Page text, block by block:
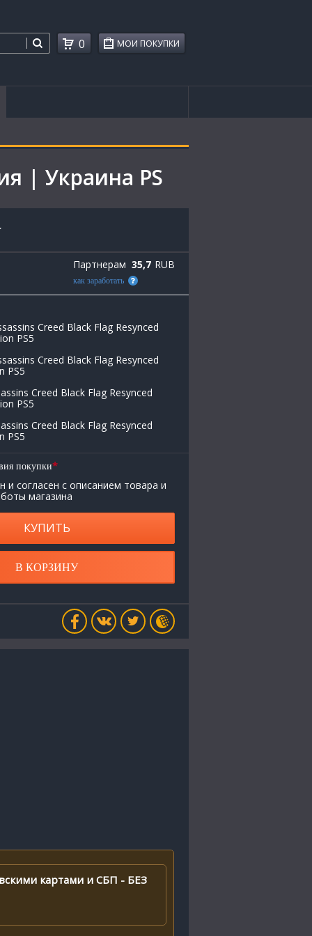
МОИ ПОКУПКИ
0
| Украина PS
Партнерам 35,7 RUB
как заработать
Creed Black Flag Resynced
PS5
Creed Black Flag Resynced
PS5
Creed Black Flag Resynced
PS5
Creed Black Flag Resynced
PS5
покупки*
и согласен с описанием товара и
магазина
КУПИТЬ
В КОРЗИНУ
картами и СБП - БЕЗ